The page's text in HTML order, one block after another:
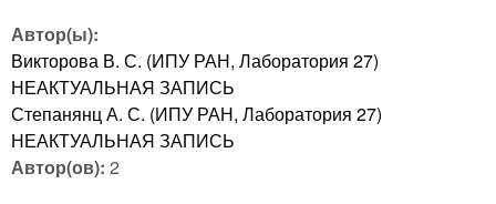
Автор(ы):
Викторова В. С. (ИПУ РАН, Лаборатория 27)
НЕАКТУАЛЬНАЯ ЗАПИСЬ
Степанянц А. С. (ИПУ РАН, Лаборатория 27)
НЕАКТУАЛЬНАЯ ЗАПИСЬ
Автор(ов): 2